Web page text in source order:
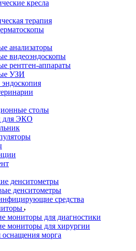
кресла
терапия
анализаторы
видеоэндоскопы
рентген-аппараты
УЗИ
эндоскопия
столы
для ЭКО
денситометры
денситометры
средства
мониторы для диагностики
мониторы для хирургии
морга